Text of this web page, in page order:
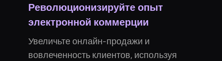
Революционизируйте опыт
электронной коммерции
Увеличьте онлайн-продажи и
вовлеченность клиентов, используя